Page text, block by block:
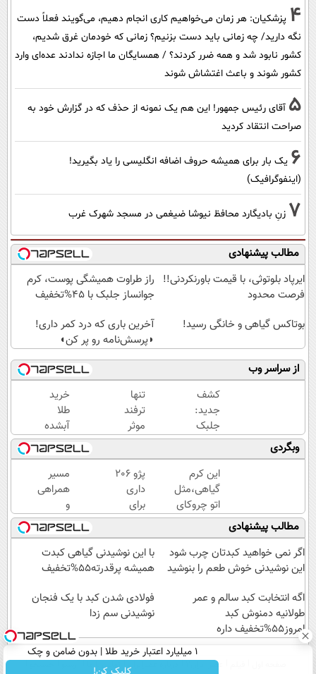
4 پزشکیان: هر زمان می‌خواهیم کاری انجام دهیم، می‌گویند فعلاً دست
نگه دارید/ چه زمانی باید دست بزنیم؟ زمانی که خودمان غرق شدیم،
کشور نابود شد و همه ضرر کردند؟ / همسایگان ما اجازه ندادند عده‌ای وارد
کشور شوند و باعث اغتشاش شوند
5 آقای رئیس جمهور! این هم یک نمونه از حذف که در گزارش خود به
صراحت انتقاد کردید
6 یک بار برای همیشه حروف اضافه انگلیسی را یاد بگیرید!
(اینفوگرافیک)
7 زنِ بادیگارد محافظ نیوشا ضیغمی در مسجد شهرک غرب
مطالب پیشنهادی
ایرپاد بلوتوثی، با قیمت باورنکردنی!!
فرصت محدود
راز طراوت همیشگی پوست، کرم
جوانساز جلبک با 45%تخفیف
بوتاکس گیاهی و خانگی رسید!
آخرین باری که درد کمر داری!
◗پرسش‌نامه رو پر کن◖
از سراسر وب
کشف
جدید:
جلبک
اسپیرولینا
پیری را
متوقف
می
کند50%تخفیف
تنها
ترفند
موثر
رفع
چروک
پوست،
همین
کرم
آلمانیه
(45%
تخفیف)
خرید
طلا
آبشده
با 100
هزار
تومن
وبگردی
این کرم
گیاهی،مثل
اتو چروکای
پوستتوصاف
میکنه!50%تخفیف
پژو 206
داری
برای
فروش؟
با
کارنامه
به
قیمت
بفروش!
مسیر
همراهی
و
گزارش
عملکرد
گروه
اسنپ
۱۴۰۴
مطالب پیشنهادی
اگر نمی خواهید کبدتان چرب شود
این نوشیدنی خوش طعم را بنوشید
با این نوشیدنی گیاهی کبدت
همیشه پرقدرته55%تخفیف
اگه انتخابت کبد سالم و عمر
طولانیه دمنوش کبد
امروز55%تخفیف داره
فولادی شدن کبد با یک فنجان
نوشیدنی سم زدا
۱ میلیارد اعتبار خرید طلا | بدون ضامن و چک
عصر ایران۲ درباره عصرایران تماس با ما